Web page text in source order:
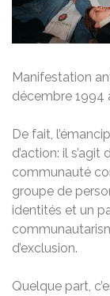
Manifestation
décembre 1994
De fait,
d’action: il
communauté
groupe de
identités et un
d’exclusion.
Quelque part,